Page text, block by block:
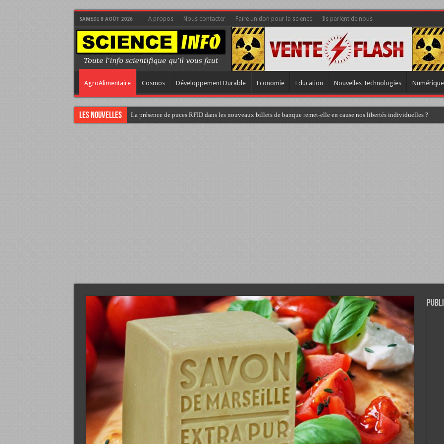
SAMEDI 8 AOÛT 2026 A propos Nous contacter Faire un don pour la science Ils parlent de nous
AgroAlimentaire Cosmos Développement Durable Economie Education Nouvelles Technologies Numérique
Les nouvelles La présence de puces RFID dans les nouveaux billets de banque remet-elle en cause nos libertés individuelles ?